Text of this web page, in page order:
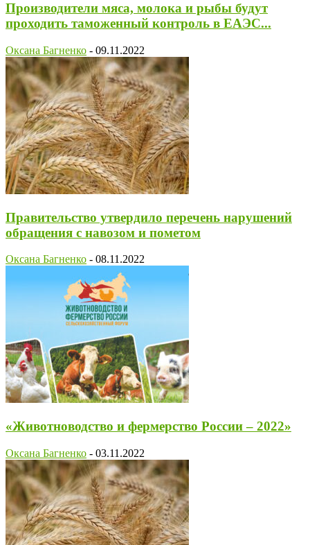
Производители мяса, молока и рыбы будут
проходить таможенный контроль в ЕАЭС...
Оксана Багненко - 09.11.2022
Правительство утвердило перечень нарушений
обращения с навозом и пометом
Оксана Багненко - 08.11.2022
«Животноводство и фермерство России – 2022»
Оксана Багненко - 03.11.2022